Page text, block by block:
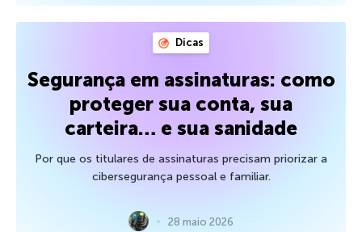
Dicas
Segurança em assinaturas: como
proteger sua conta, sua
carteira… e sua sanidade
Por que os titulares de assinaturas precisam priorizar a
cibersegurança pessoal e familiar.
28 maio 2026